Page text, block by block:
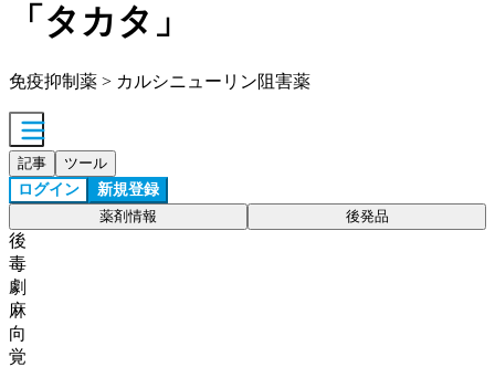
「タカタ」
免疫抑制薬 > カルシニューリン阻害薬
記事 ツール
ログイン 新規登録
薬剤情報 後発品
後
毒
劇
麻
向
覚